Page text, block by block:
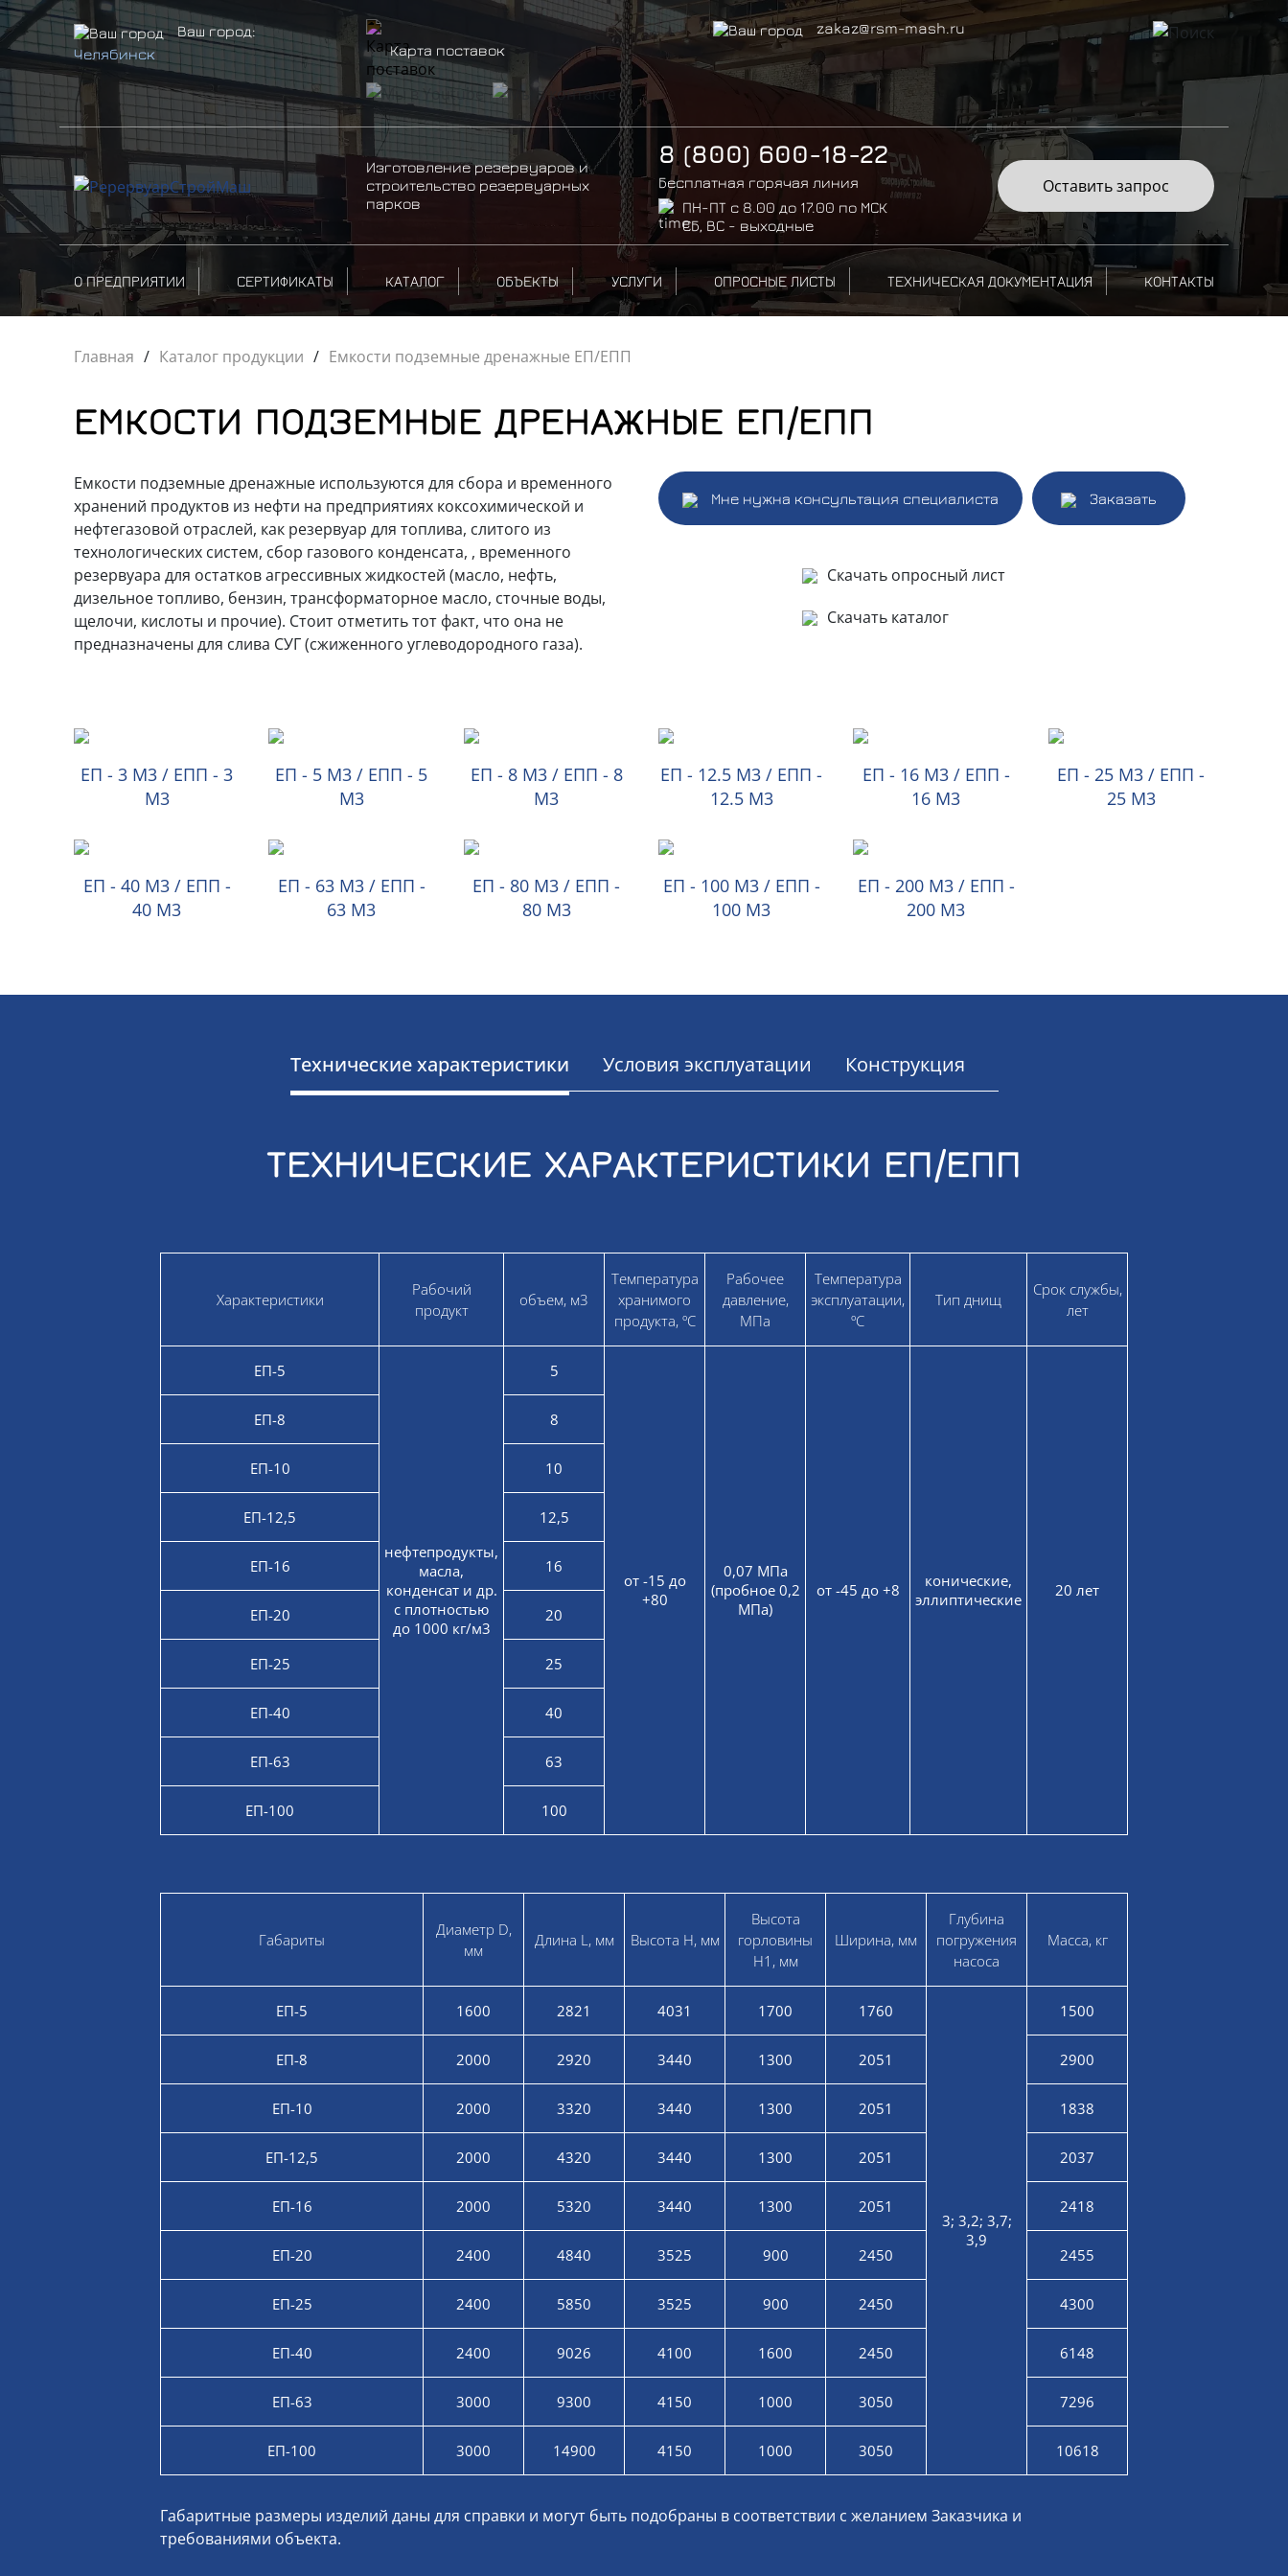
Ваш город:
Челябинск
Карта поставок
zakaz@rsm-mash.ru
Изготовление резервуаров и
строительство резервуарных
парков
8 (800) 600-18-22
Бесплатная горячая линия
ПН-ПТ с 8.00 до 17.00 по МСК
СБ, ВС - выходные
Оставить запрос
О ПРЕДПРИЯТИИ СЕРТИФИКАТЫ КАТАЛОГ ОБЪЕКТЫ УСЛУГИ ОПРОСНЫЕ ЛИСТЫ ТЕХНИЧЕСКАЯ ДОКУМЕНТАЦИЯ КОНТАКТЫ
Главная / Каталог продукции / Емкости подземные дренажные ЕП/ЕПП
ЕМКОСТИ ПОДЗЕМНЫЕ ДРЕНАЖНЫЕ ЕП/ЕПП
Емкости подземные дренажные используются для сбора и временного
хранений продуктов из нефти на предприятиях коксохимической и
нефтегазовой отраслей, как резервуар для топлива, слитого из
технологических систем, сбор газового конденсата, , временного
резервуара для остатков агрессивных жидкостей (масло, нефть,
дизельное топливо, бензин, трансформаторное масло, сточные воды,
щелочи, кислоты и прочие). Стоит отметить тот факт, что она не
предназначены для слива СУГ (сжиженного углеводородного газа).
Мне нужна консультация специалиста Заказать
Скачать опросный лист
Скачать каталог
ЕП - 3 М3 / ЕПП - 3
М3
ЕП - 5 М3 / ЕПП - 5
М3
ЕП - 8 М3 / ЕПП - 8
М3
ЕП - 12.5 М3 / ЕПП -
12.5 М3
ЕП - 16 М3 / ЕПП -
16 М3
ЕП - 25 М3 / ЕПП -
25 М3
ЕП - 40 М3 / ЕПП -
40 М3
ЕП - 63 М3 / ЕПП -
63 М3
ЕП - 80 М3 / ЕПП -
80 М3
ЕП - 100 М3 / ЕПП -
100 М3
ЕП - 200 М3 / ЕПП -
200 М3
Технические характеристики Условия эксплуатации Конструкция
ТЕХНИЧЕСКИЕ ХАРАКТЕРИСТИКИ ЕП/ЕПП
Характеристики
Рабочий
продукт
объем, м3
Температура
хранимого
продукта, ºС
Рабочее
давление,
МПа
Температура
эксплуатации,
ºС
Тип днищ
Срок службы,
лет
ЕП-5
нефтепродукты,
масла,
конденсат и др.
с плотностью
до 1000 кг/м3
5
от -15 до
+80
0,07 МПа
(пробное 0,2
МПа)
от -45 до +8
конические,
эллиптические
20 лет
ЕП-8 8
ЕП-10 10
ЕП-12,5 12,5
ЕП-16 16
ЕП-20 20
ЕП-25 25
ЕП-40 40
ЕП-63 63
ЕП-100 100
Габариты
Диаметр D,
мм
Длина L, мм Высота Н, мм
Высота
горловины
Н1, мм
Ширина, мм
Глубина
погружения
насоса
Масса, кг
ЕП-5 1600 2821 4031 1700 1760
3; 3,2; 3,7;
3,9
1500
ЕП-8 2000 2920 3440 1300 2051 2900
ЕП-10 2000 3320 3440 1300 2051 1838
ЕП-12,5 2000 4320 3440 1300 2051 2037
ЕП-16 2000 5320 3440 1300 2051 2418
ЕП-20 2400 4840 3525 900 2450 2455
ЕП-25 2400 5850 3525 900 2450 4300
ЕП-40 2400 9026 4100 1600 2450 6148
ЕП-63 3000 9300 4150 1000 3050 7296
ЕП-100 3000 14900 4150 1000 3050 10618
Габаритные размеры изделий даны для справки и могут быть подобраны в соответствии с желанием Заказчика и
требованиями объекта.